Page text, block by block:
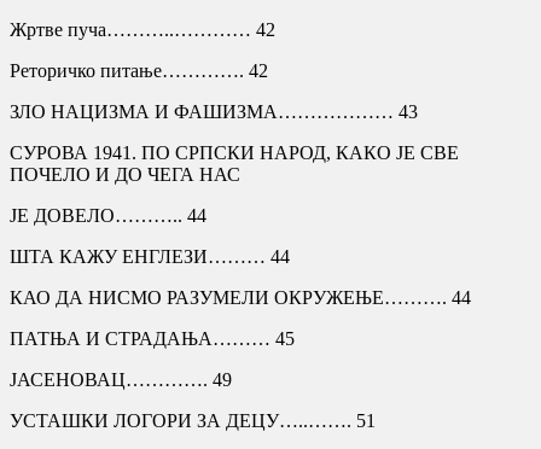
Жртве пуча………..………… 42
Реторичко питање…………. 42
ЗЛО НАЦИЗМА И ФАШИЗМА……………… 43
СУРОВА 1941. ПО СРПСКИ НАРОД, КАКО ЈЕ СВЕ
ПОЧЕЛО И ДО ЧЕГА НАС
ЈЕ ДОВЕЛО……….. 44
ШТА КАЖУ ЕНГЛЕЗИ……… 44
КАО ДА НИСМО РАЗУМЕЛИ ОКРУЖЕЊЕ………. 44
ПАТЊА И СТРАДАЊА……… 45
ЈАСЕНОВАЦ…………. 49
УСТАШКИ ЛОГОРИ ЗА ДЕЦУ…..……. 51